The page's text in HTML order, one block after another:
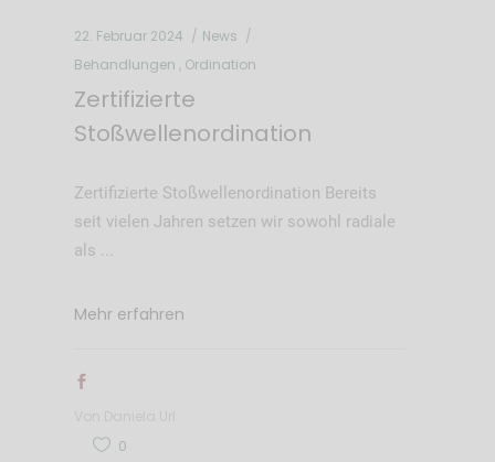
22. Februar 2024
News
Behandlungen , Ordination
Zertifizierte
Stoßwellenordination
Zertifizierte Stoßwellenordination Bereits
seit vielen Jahren setzen wir sowohl radiale
als
Mehr erfahren
0